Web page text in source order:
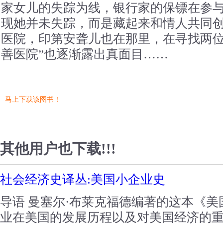
家女儿的失踪为线，银行家的保镖在参
现她并未失踪，而是藏起来和情人共同
医院，印第安聋儿也在那里，在寻找两
善医院”也逐渐露出真面目……
马上下载该图书！
其他用户也下载!!!
社会经济史译丛:美国小企业史
导语 曼塞尔·布莱克福德编著的这本《
业在美国的发展历程以及对美国经济的